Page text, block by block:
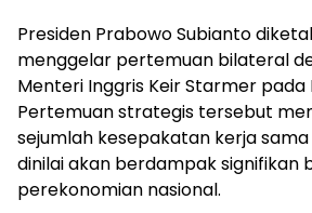
Presiden Prabowo Subianto
menggelar pertemuan bilateral
Menteri Inggris Keir Starmer pada
Pertemuan strategis tersebut
sejumlah kesepakatan kerja
dinilai akan berdampak signifikan
perekonomian nasional.